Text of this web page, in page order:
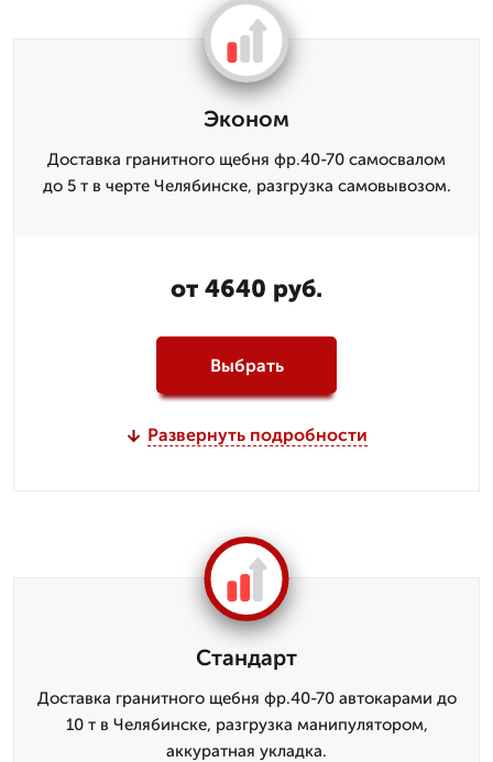
Эконом
Доставка гранитного щебня фр.40-70 самосвалом
до 5 т в черте Челябинске, разгрузка самовывозом.
от 4640 руб.
Выбрать
Развернуть подробности
Стандарт
Доставка гранитного щебня фр.40-70 автокарами до
10 т в Челябинске, разгрузка манипулятором,
аккуратная укладка.